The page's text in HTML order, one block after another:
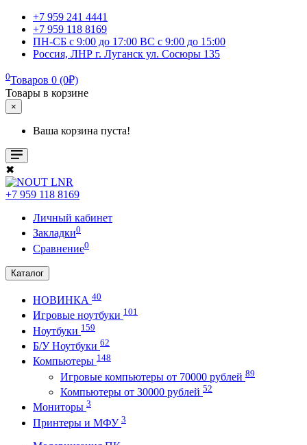
+7 959 241 4441
+7 959 118 8169
ПН-СБ с 9:00 до 17:00 ВС с 9:00 до 15:00
Россия, ЛНР г. Луганск ул. Сосюры 135
0Товаров 0 (0₽)
Товары в корзине
×
Ваша корзина пуста!
✖
+7 959 118 8169
Личный кабинет
Закладки0
Сравнение0
Каталог
НОВИНКА 40
Игровые ноутбуки 101
Ноутбуки 159
Б/У Ноутбуки 62
Компьютеры 148
Игровые компьютеры от 70000 рублей 89
Компьютеры от 30000 рублей 52
Мониторы 3
Принтеры и МФУ 3